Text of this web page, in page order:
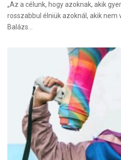
„Az a célunk, hogy azoknak, akik
rosszabbul élniük azoknál, akik nem
Balázs…